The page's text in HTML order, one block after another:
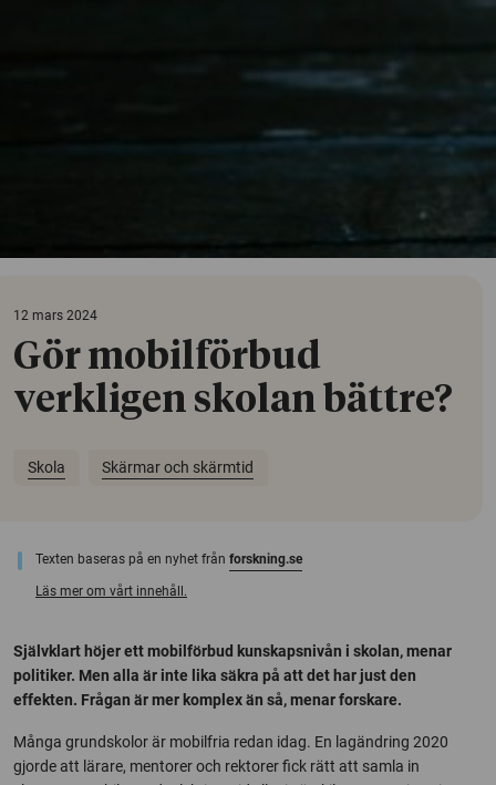
12 mars 2024
Gör mobilförbud
verkligen skolan bättre?
Skola Skärmar och skärmtid
Texten baseras på en nyhet från forskning.se
Läs mer om vårt innehåll.
Självklart höjer ett mobilförbud kunskapsnivån i skolan, menar
politiker. Men alla är inte lika säkra på att det har just den
effekten. Frågan är mer komplex än så, menar forskare.
Många grundskolor är mobilfria redan idag. En lagändring 2020
gjorde att lärare, mentorer och rektorer fick rätt att samla in